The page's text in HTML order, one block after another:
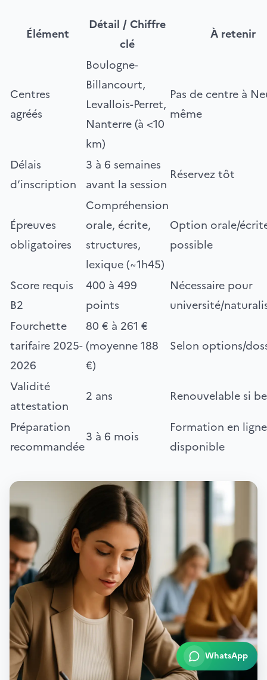
Élément
Détail / Chiffre
clé
À retenir
Centres
agréés
Boulogne-
Billancourt,
Levallois-Perret,
Nanterre (à <10
km)
Pas de centre à
même
Délais
d’inscription
3 à 6 semaines
avant la session
Réservez tôt
Épreuves
obligatoires
Compréhension
orale, écrite,
structures,
lexique (~1h45)
Option orale/
possible
Score requis
B2
400 à 499
points
Nécessaire pour
université/
Fourchette
tarifaire 2025-
2026
80 € à 261 €
(moyenne 188
€)
Selon options/
Validité
attestation
2 ans
Renouvelable si
Préparation
recommandée
3 à 6 mois
Formation en ligne
disponible
WhatsApp